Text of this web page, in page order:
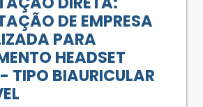
DE EMPRESA
PARA
HEADSET
TIPO BIAURICULAR